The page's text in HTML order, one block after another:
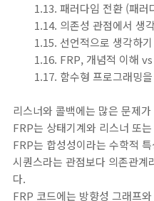
1.13. 패러다임 전환 (패러
1.14. 의존성 관점에서 생
1.15. 선언적으로 생각하
1.16. FRP, 개념적 이해
1.17. 함수형 프로그래밍
리스너와 콜백에는 많은 문제가
FRP는 상태기계와 리스너 또
FRP는 합성성이라는 수학적
시퀀스라는 관점보다 의존관
다.
FRP 코드에는 방향성 그래프